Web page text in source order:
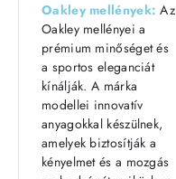
Oakley mellények: Az
Oakley mellényei a
prémium minőséget és
a sportos eleganciát
kínálják. A márka
modellei innovatív
anyagokkal készülnek,
amelyek biztosítják a
kényelmet és a mozgás